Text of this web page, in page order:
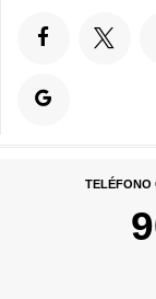
TELÉFONO